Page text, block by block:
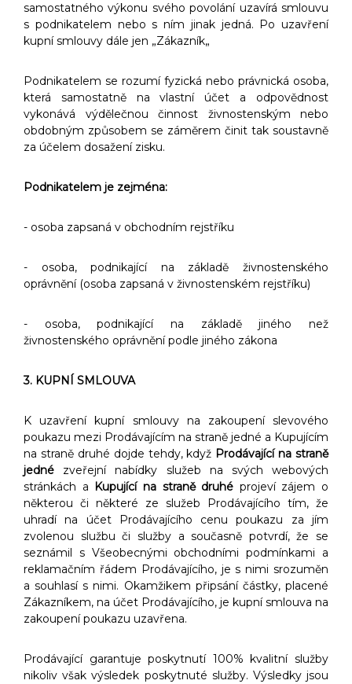
samostatného výkonu svého povolání uzavírá smlouvu
s podnikatelem nebo s ním jinak jedná. Po uzavření
kupní smlouvy dále jen „Zákazník„
Podnikatelem se rozumí fyzická nebo právnická osoba,
která samostatně na vlastní účet a odpovědnost
vykonává výdělečnou činnost živnostenským nebo
obdobným způsobem se záměrem činit tak soustavně
za účelem dosažení zisku.
Podnikatelem je zejména:
- osoba zapsaná v obchodním rejstříku
- osoba, podnikající na základě živnostenského
oprávnění (osoba zapsaná v živnostenském rejstříku)
- osoba, podnikající na základě jiného než
živnostenského oprávnění podle jiného zákona
3. KUPNÍ SMLOUVA
K uzavření kupní smlouvy na zakoupení slevového
poukazu mezi Prodávajícím na straně jedné a Kupujícím
na straně druhé dojde tehdy, když Prodávající na straně
jedné zveřejní nabídky služeb na svých webových
stránkách a Kupující na straně druhé projeví zájem o
některou či některé ze služeb Prodávajícího tím, že
uhradí na účet Prodávajícího cenu poukazu za jím
zvolenou službu či služby a současně potvrdí, že se
seznámil s Všeobecnými obchodními podmínkami a
reklamačním řádem Prodávajícího, je s nimi srozuměn
a souhlasí s nimi. Okamžikem připsání částky, placené
Zákazníkem, na účet Prodávajícího, je kupní smlouva na
zakoupení poukazu uzavřena.
Prodávající garantuje poskytnutí 100% kvalitní služby
nikoliv však výsledek poskytnuté služby. Výsledky jsou